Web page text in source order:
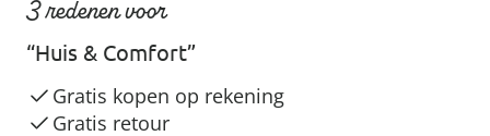
3 redenen voor
“Huis & Comfort”
Gratis kopen op rekening
Gratis retour